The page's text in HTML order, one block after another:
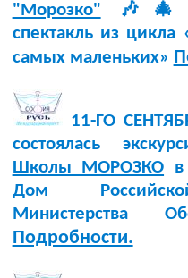
"Морозко"
спектакль из цикла
самых маленьких»
11-ГО
состоялась
Школы МОРОЗКО в
Дом
Министерства
Подробности.